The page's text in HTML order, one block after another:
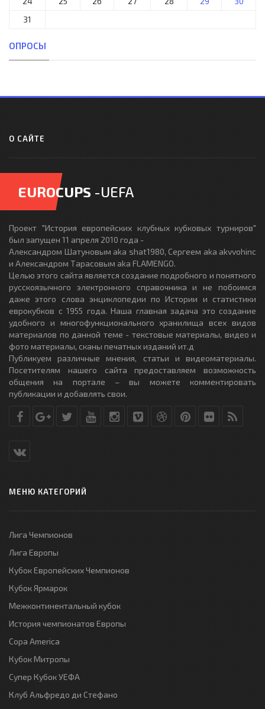
31
ОПРОСЫ
О САЙТЕ
EUROCUPS -UEFA
Проект "История европейских клубных кубковых турниров"
был запущен 11 апреля 2010 года -
Александром Шатуновым aka shat1980, Сергеем aka akvvohinc
и Александром Тарасовым aka FLAMENGO.
Целью этого сайта является создание подробного и понятного
русскоязычного электронного справочника и не побоимся
даже этого слова энциклопедии по Истории и статистики
еврокубков с 1955 года. Наша главная задача это создание
удобного и многофункционального хранилища всех видов
материалов по данной теме - текстовые материалы, видео и
фото материалы, сканы печатных изданий ит.д
Публикуем различные мнения, статьи и видеоматериалы.
Посетителям нашего сайта предоставляем возможность
общения на портале – вы можете комментировать
публикации и добавлять свои.
МЕНЮ КАТЕГОРИЙ
Лига Чемпионов
Лига Европы
Кубок Европейских Чемпионов
Кубок Ярмарок
Межконтинентальный кубок
История чемпионатов Европы
Copa America
Кубок Митропы
Супер Кубок УЕФА
Клуб Альфредо ди Стефано